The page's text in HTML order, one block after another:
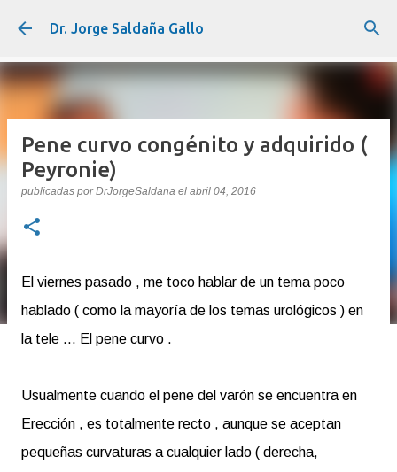
Ir al contenido principal
Dr. Jorge Saldaña Gallo
Pene curvo congénito y adquirido (
Peyronie)
publicadas porDrJorgeSaldana el abril 04, 2016
El viernes pasado , me toco hablar de un tema poco
hablado ( como la mayoría de los temas urológicos ) en
la tele ... El pene curvo .
Usualmente cuando el pene del varón se encuentra en
Erección , es totalmente recto , aunque se aceptan
pequeñas curvaturas a cualquier lado ( derecha,